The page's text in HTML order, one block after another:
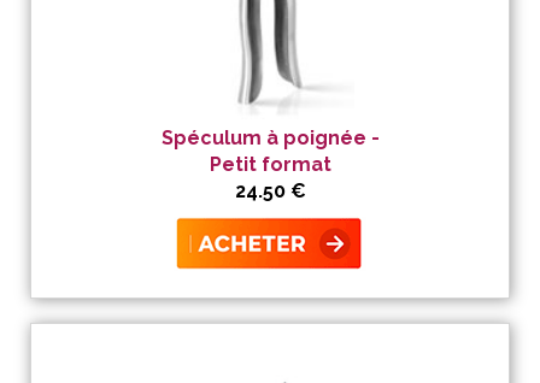
Spéculum à poignée -
Petit format
24.50 €